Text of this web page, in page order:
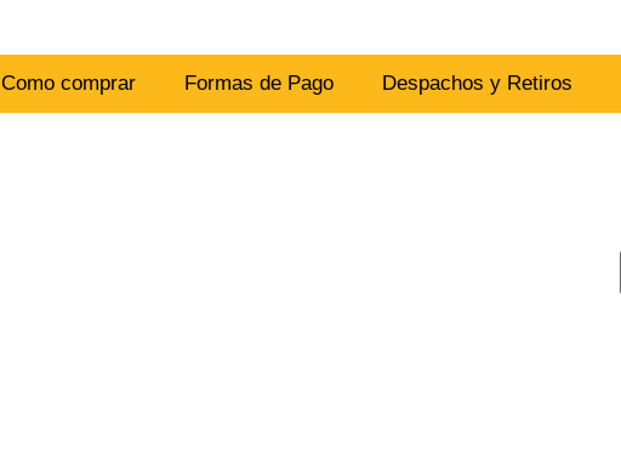
Como comprar Formas de Pago Despachos y Retiros